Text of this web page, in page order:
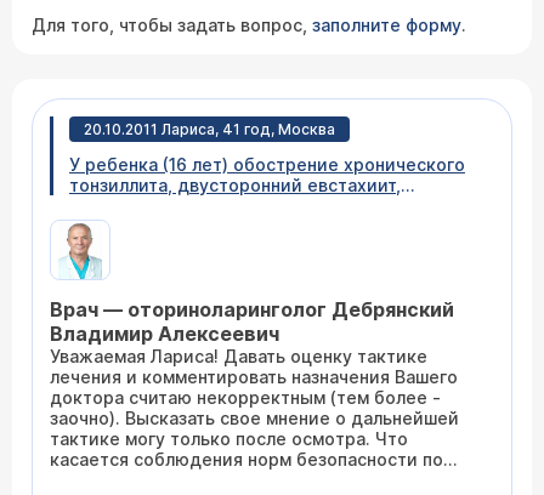
Для того, чтобы задать вопрос, заполните форму.
20.10.2011 Лариса, 41 год, Москва
У ребенка (16 лет) обострение хронического
тонзиллита, двусторонний евстахиит,
Пролечились 7 дней: линокс 1*2рд, зиннат
500*2рд, фенистил, салин, ринонорм,
ринофлуимуцил, себидин, кандибиотик, затем
уровня в лобной пазухе, но консистенция
более рыхлая. Назначили: Линокс Умкалор
Тавегил Салин Снуп Ринофлуимуцил
Ларипронт. Прошло еще 5 дн. за все это время
желто-зелен. консистенции не выходило, в
течении дня нос дышит, но по утрам
закладывает. Вопрос если гной не выходил,
значит ли это, что уровень остается прежним?
И что делать дальше, ребенку уже 2 раза
Врач — оториноларинголог Дебрянский
Владимир Алексеевич
Уважаемая Лариса! Давать оценку тактике
лечения и комментировать назначения Вашего
доктора считаю некорректным (тем более -
заочно). Высказать свое мнение о дальнейшей
тактике могу только после осмотра. Что
касается соблюдения норм безопасности по